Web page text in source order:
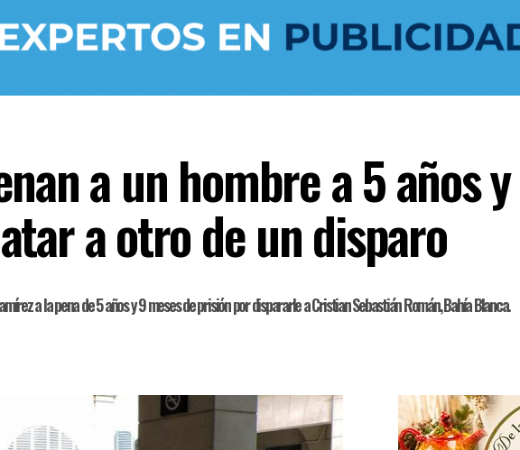
a un hombre a 5 años
a otro de un disparo
a la pena de 5 años y 9 meses de prisión por dispararle a Cristian Sebastián Román, Bahía Blanca.